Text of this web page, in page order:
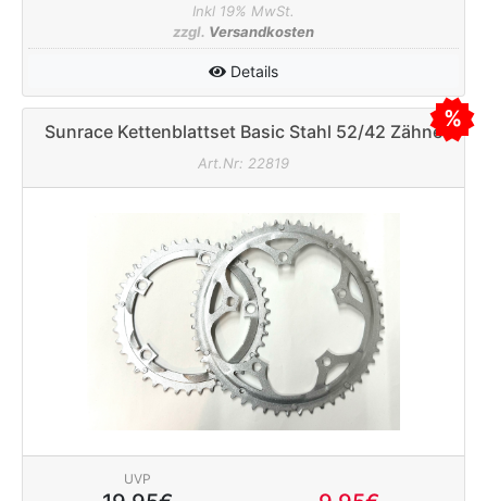
Inkl 19% MwSt.
zzgl. Versandkosten
Details
Sunrace Kettenblattset Basic Stahl 52/42 Zähne
130mm silber
Art.Nr: 22819
UVP